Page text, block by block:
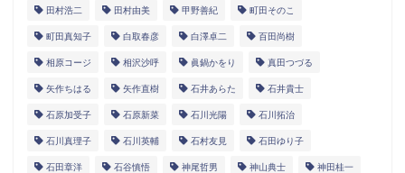
田村浩二 田村由美 甲野善紀 町田そのこ
町田真知子 白取春彦 白澤卓二 百田尚樹
相原コージ 相沢沙呼 眞鍋かをり 真田つづる
矢作ちはる 矢作直樹 石井あらた 石井貴士
石原加受子 石原新菜 石川光陽 石川拓治
石川真理子 石川英輔 石村友見 石田ゆり子
石田章洋 石谷慎悟 神尾哲男 神山典士 神田桂一